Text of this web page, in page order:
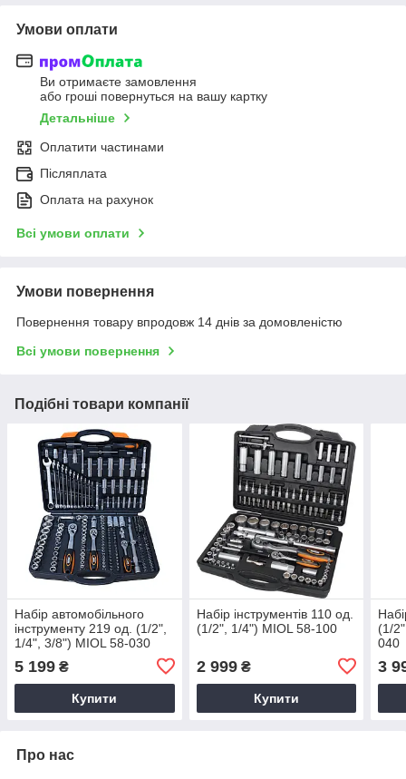
Умови оплати
Ви отримаєте замовлення
або гроші повернуться на вашу картку
Детальніше
Оплатити частинами
Післяплата
Оплата на рахунок
Всі умови оплати
Умови повернення
Повернення товару впродовж 14 днів за домовленістю
Всі умови повернення
Подібні товари компанії
Набір автомобільного
інструменту 219 од. (1/2",
1/4", 3/8") MIOL 58-030
5 199 ₴
Купити
Набір інструментів 110 од.
(1/2", 1/4") MIOL 58-100
2 999₴
Купити
(1/
040
3
Про нас